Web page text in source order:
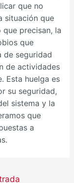
que no
situación que
precisan, la
que
de seguridad
de actividades
Esta huelga es
su seguridad,
sistema y la
que
a